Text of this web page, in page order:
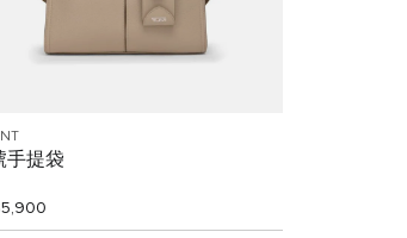
手提袋